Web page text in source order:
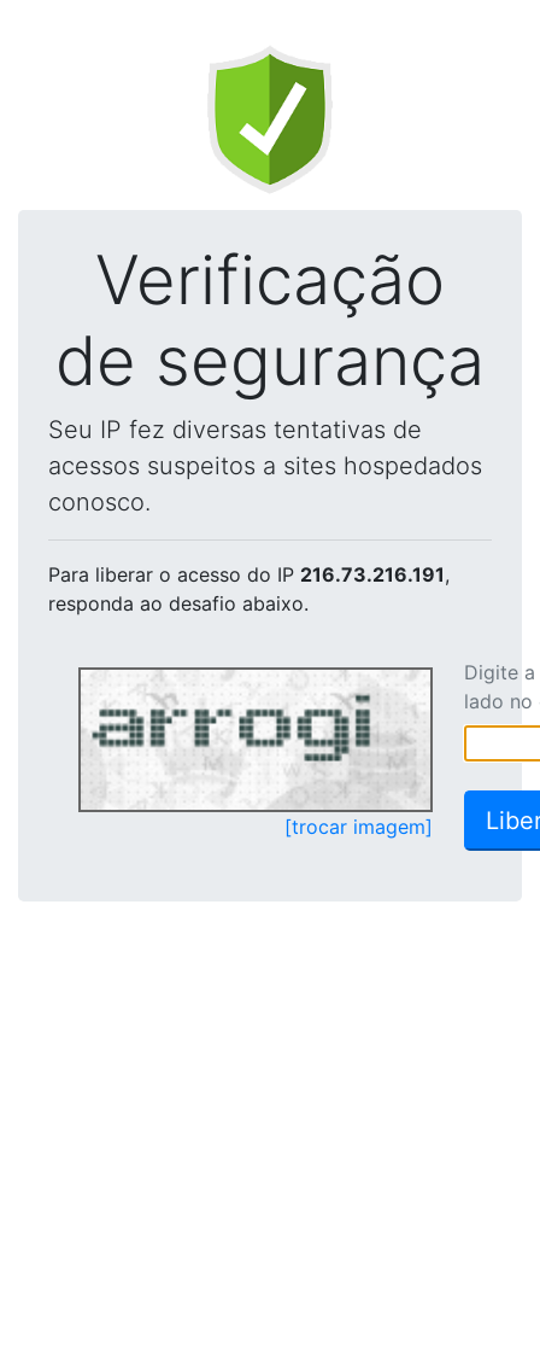
Verificação
de segurança
Seu IP fez diversas tentativas de
acessos suspeitos a sites hospedados
conosco.
Para liberar o acesso do IP 216.73.216.191,
responda ao desafio abaixo.
[trocar imagem]
Digite
lado no